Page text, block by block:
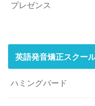
プレゼンス
英語発音矯正スクー
ハミングバード